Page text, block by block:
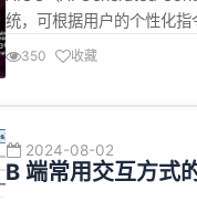
统，可根据用户的个性化
推出 ChatGPT 以来，众
350 收藏
2024-08-02
B 端常用交互方式